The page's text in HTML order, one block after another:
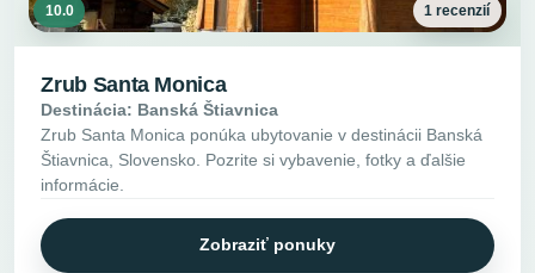
10.0 1 recenzií
Zrub Santa Monica
Destinácia: Banská Štiavnica
Zrub Santa Monica ponúka ubytovanie v destinácii Banská
Štiavnica, Slovensko. Pozrite si vybavenie, fotky a ďalšie
informácie.
Zobraziť ponuky